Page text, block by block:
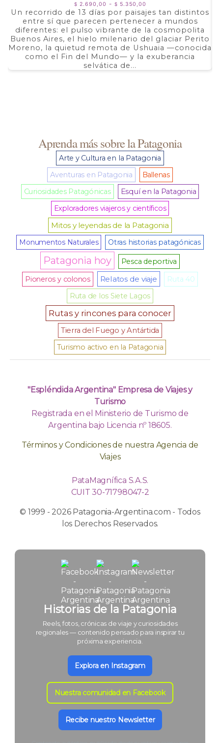
$ 2.690,00 - $ 5.350,00
de
precios:
desde
$ 2.690,00
hasta
$ 5.350,00
Un recorrido de 13 días por paisajes tan distintos
entre sí que parecen pertenecer a mundos
diferentes: el pulso vibrante de la cosmopolita
Buenos Aires, el hielo milenario del glaciar Perito
Moreno, la quietud remota de Ushuaia —conocida
como el Fin del Mundo— y la exuberancia
selvática de...
Aprenda más sobre la Patagonia
Arte y Cultura en la Patagonia
Aventuras en Patagonia
Ballenas
Curiosidades Patagónicas
Esquí en la Patagonia
Exploradores viajeros y científicos
Mitos y leyendas de la Patagonia
Monumentos Naturales Otras historias patagónicas
Patagonia hoy
Pesca deportiva
Pioneros y colonos
Relatos de viaje
Ruta 40
Ruta de los Siete Lagos
Rutas y rincones para conocer
Tierra del Fuego y Antártida
Turismo activo en la Patagonia
"Espléndida Argentina" Empresa de Viajes y
Turismo
Registrada en el Ministerio de Turismo de
Argentina bajo Licencia nº 18605.
Términos y Condiciones de nuestra Agencia de
Viajes
PataMagnífica S.A.S.
CUIT 30-71798047-2
© 1999 - 2026 Patagonia-Argentina.com - Todos
los Derechos Reservados.
Historias de la Patagonia
Reels, fotos, crónicas de viaje y curiosidades
regionales — contenido pensado para inspirar tu
próxima experiencia.
Explora en Instagram
Nuestra comunidad en Facebook
Recibe nuestro Newsletter